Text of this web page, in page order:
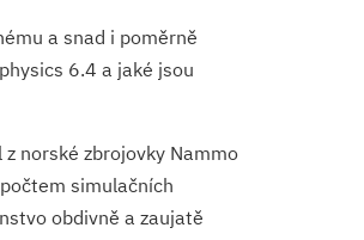
a snad i poměrně
6.4 a jaké jsou
norské zbrojovky Nammo
simulačních
obdivně a zaujatě